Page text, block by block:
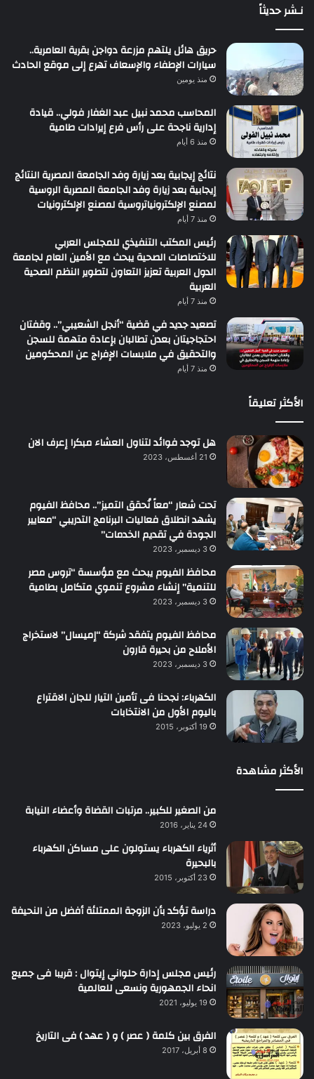
نـشر حديثاً
حريق هائل يلتهم مزرعة دواجن بقرية العامرية..
سيارات الإطفاء والإسعاف تهرع إلى موقع الحادث
منذ يومين
المحاسب محمد نبيل عبد الغفار فولي.. قيادة
إدارية ناجحة على رأس فرع إيرادات طامية
منذ 6 أيام
نتائج إيجابية بعد زيارة وفد الجامعة المصرية النتائج
إيجابية بعد زيارة وفد الجامعة المصرية الروسية
لمصنع الإلكترونياتروسية لمصنع الإلكترونيات
منذ 7 أيام
رئيس المكتب التنفيذي للمجلس العربي
للاختصاصات الصحية يبحث مع الأمين العام لجامعة
الدول العربية تعزيز التعاون لتطوير النظم الصحية
العربية
منذ 7 أيام
تصعيد جديد في قضية “أنجل الشعيبي”.. وقفتان
احتجاجيتان بعدن تطالبان بإعادة متهمة للسجن
والتحقيق في ملابسات الإفراج عن المحكومين
منذ 7 أيام
الأكثر تعليقاً
هل توجد فوائد لتناول العشاء مبكرا إعرف الان
21 أغسطس، 2023
تحت شعار “معاً نُحقق التميز”.. محافظ الفيوم
يشهد انطلاق فعاليات البرنامج التدريبي “معايير
الجودة في تقديم الخدمات”
3 ديسمبر، 2023
محافظ الفيوم يبحث مع مؤسسة “تروس مصر
للتنمية” إنشاء مشروع تنموي متكامل بطامية
3 ديسمبر، 2023
محافظ الفيوم يتفقد شركة “إميسال” لاستخراج
الأملاح من بحيرة قارون
3 ديسمبر، 2023
الكهرباء: نجحنا فى تأمين التيار للجان الاقتراع
باليوم الأول من الانتخابات
19 أكتوبر، 2015
الأكثر مشاهدة
من الصغير للكبير.. مرتبات القضاة وأعضاء النيابة
24 يناير، 2016
أثرياء الكهرباء يستولون على مساكن الكهرباء
بالبحيرة
23 أكتوبر، 2015
دراسة تؤكد بأن الزوجة الممتلئة أفضل من النحيفة
2 يوليو، 2023
رئيس مجلس إدارة حلواني إيتوال : قريبا فى جميع
انحاء الجمهورية ونسعى للعالمية
19 يوليو، 2021
الفرق بين كلمة ( عصر ) و ( عهد ) فى التاريخ
8 أبريل، 2017